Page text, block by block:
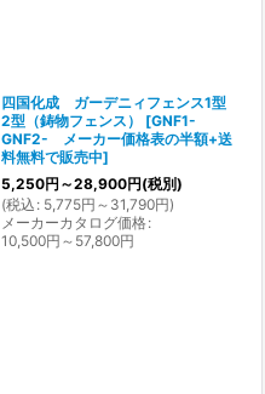
四国化成 ガーデニィフェンス1型
2型（鋳物フェンス）
[GNF1-
GNF2- メーカー価格表の半額+送
料無料で販売中]
5,250円 ～28,900円(税別)
(税込 : 5,775円 ～31,790円)
メーカーカタログ価格:
10,500円 ～57,800円